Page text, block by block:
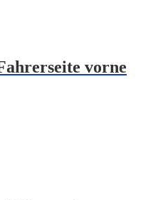
vorne